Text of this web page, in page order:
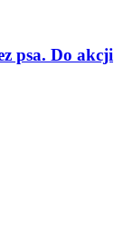
psa. Do akcji